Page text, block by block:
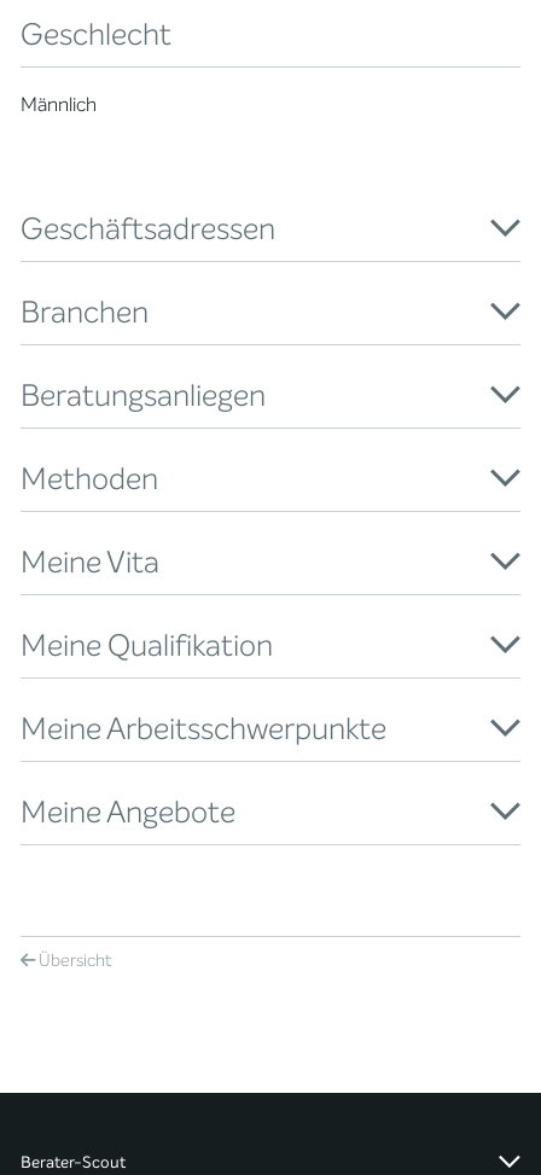
Geschlecht
Männlich
Geschäftsadressen
Branchen
Beratungsanliegen
Methoden
Meine Vita
Meine Qualifikation
Meine Arbeitsschwerpunkte
Meine Angebote
Übersicht
Berater-Scout